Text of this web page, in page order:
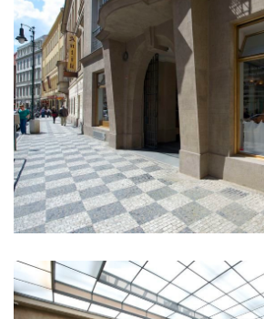
základní škola stará boleslav
holečkova 26